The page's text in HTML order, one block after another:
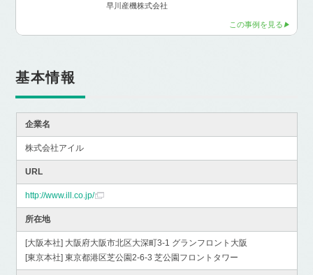
早川産機株式会社
この事例を見る
基本情報
企業名
株式会社アイル
URL
http://www.ill.co.jp/
所在地
[大阪本社] 大阪府大阪市北区大深町3-1 グランフロント大阪
[東京本社] 東京都港区芝公園2-6-3 芝公園フロントタワー